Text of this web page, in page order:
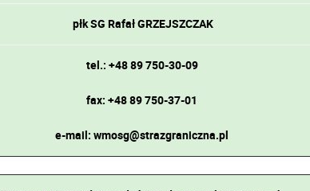
płk SG Rafał GRZEJSZCZAK
tel.: +48 89 750-30-09
fax: +48 89 750-37-01
e-mail: wmosg@strazgraniczna.pl